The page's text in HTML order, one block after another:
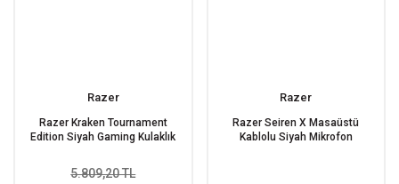
Razer
Razer Kraken Tournament
Edition Siyah Gaming Kulaklık
5.809,20 TL
Razer
Razer Seiren X Masaüstü
Kablolu Siyah Mikrofon